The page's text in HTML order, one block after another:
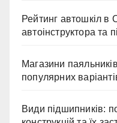
Рейтинг автошкіл в
автоінструктора та
Магазини
популярних
Види підшипників: